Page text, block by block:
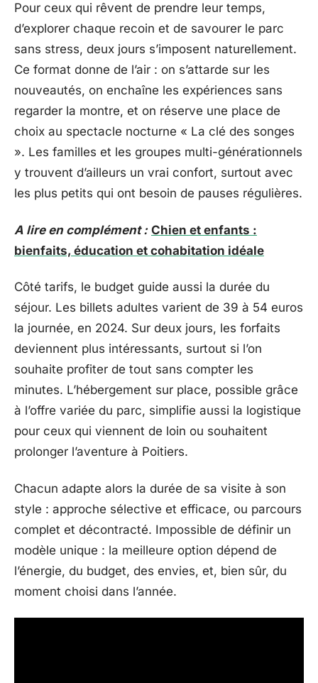
Pour ceux qui rêvent de prendre leur temps,
d’explorer chaque recoin et de savourer le parc
sans stress, deux jours s’imposent naturellement.
Ce format donne de l’air : on s’attarde sur les
nouveautés, on enchaîne les expériences sans
regarder la montre, et on réserve une place de
choix au spectacle nocturne « La clé des songes
». Les familles et les groupes multi-générationnels
y trouvent d’ailleurs un vrai confort, surtout avec
les plus petits qui ont besoin de pauses régulières.
A lire en complément : Chien et enfants :
bienfaits, éducation et cohabitation idéale
Côté tarifs, le budget guide aussi la durée du
séjour. Les billets adultes varient de 39 à 54 euros
la journée, en 2024. Sur deux jours, les forfaits
deviennent plus intéressants, surtout si l’on
souhaite profiter de tout sans compter les
minutes. L’hébergement sur place, possible grâce
à l’offre variée du parc, simplifie aussi la logistique
pour ceux qui viennent de loin ou souhaitent
prolonger l’aventure à Poitiers.
Chacun adapte alors la durée de sa visite à son
style : approche sélective et efficace, ou parcours
complet et décontracté. Impossible de définir un
modèle unique : la meilleure option dépend de
l’énergie, du budget, des envies, et, bien sûr, du
moment choisi dans l’année.